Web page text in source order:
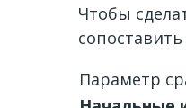
Чтобы
Параметр